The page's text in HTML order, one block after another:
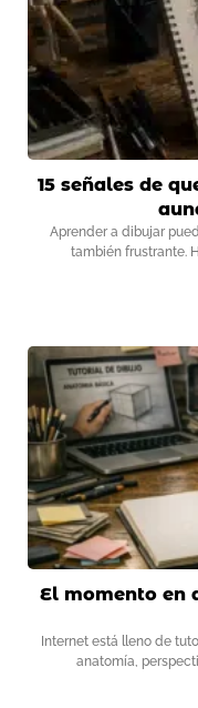
15 señales de
Aprender a dibujar
también frustrante.
El momento en
Internet está lleno de
anatomía,